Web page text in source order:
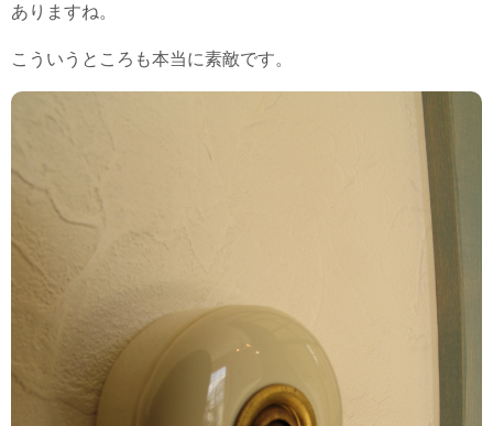
ありますね。
こういうところも本当に素敵です。